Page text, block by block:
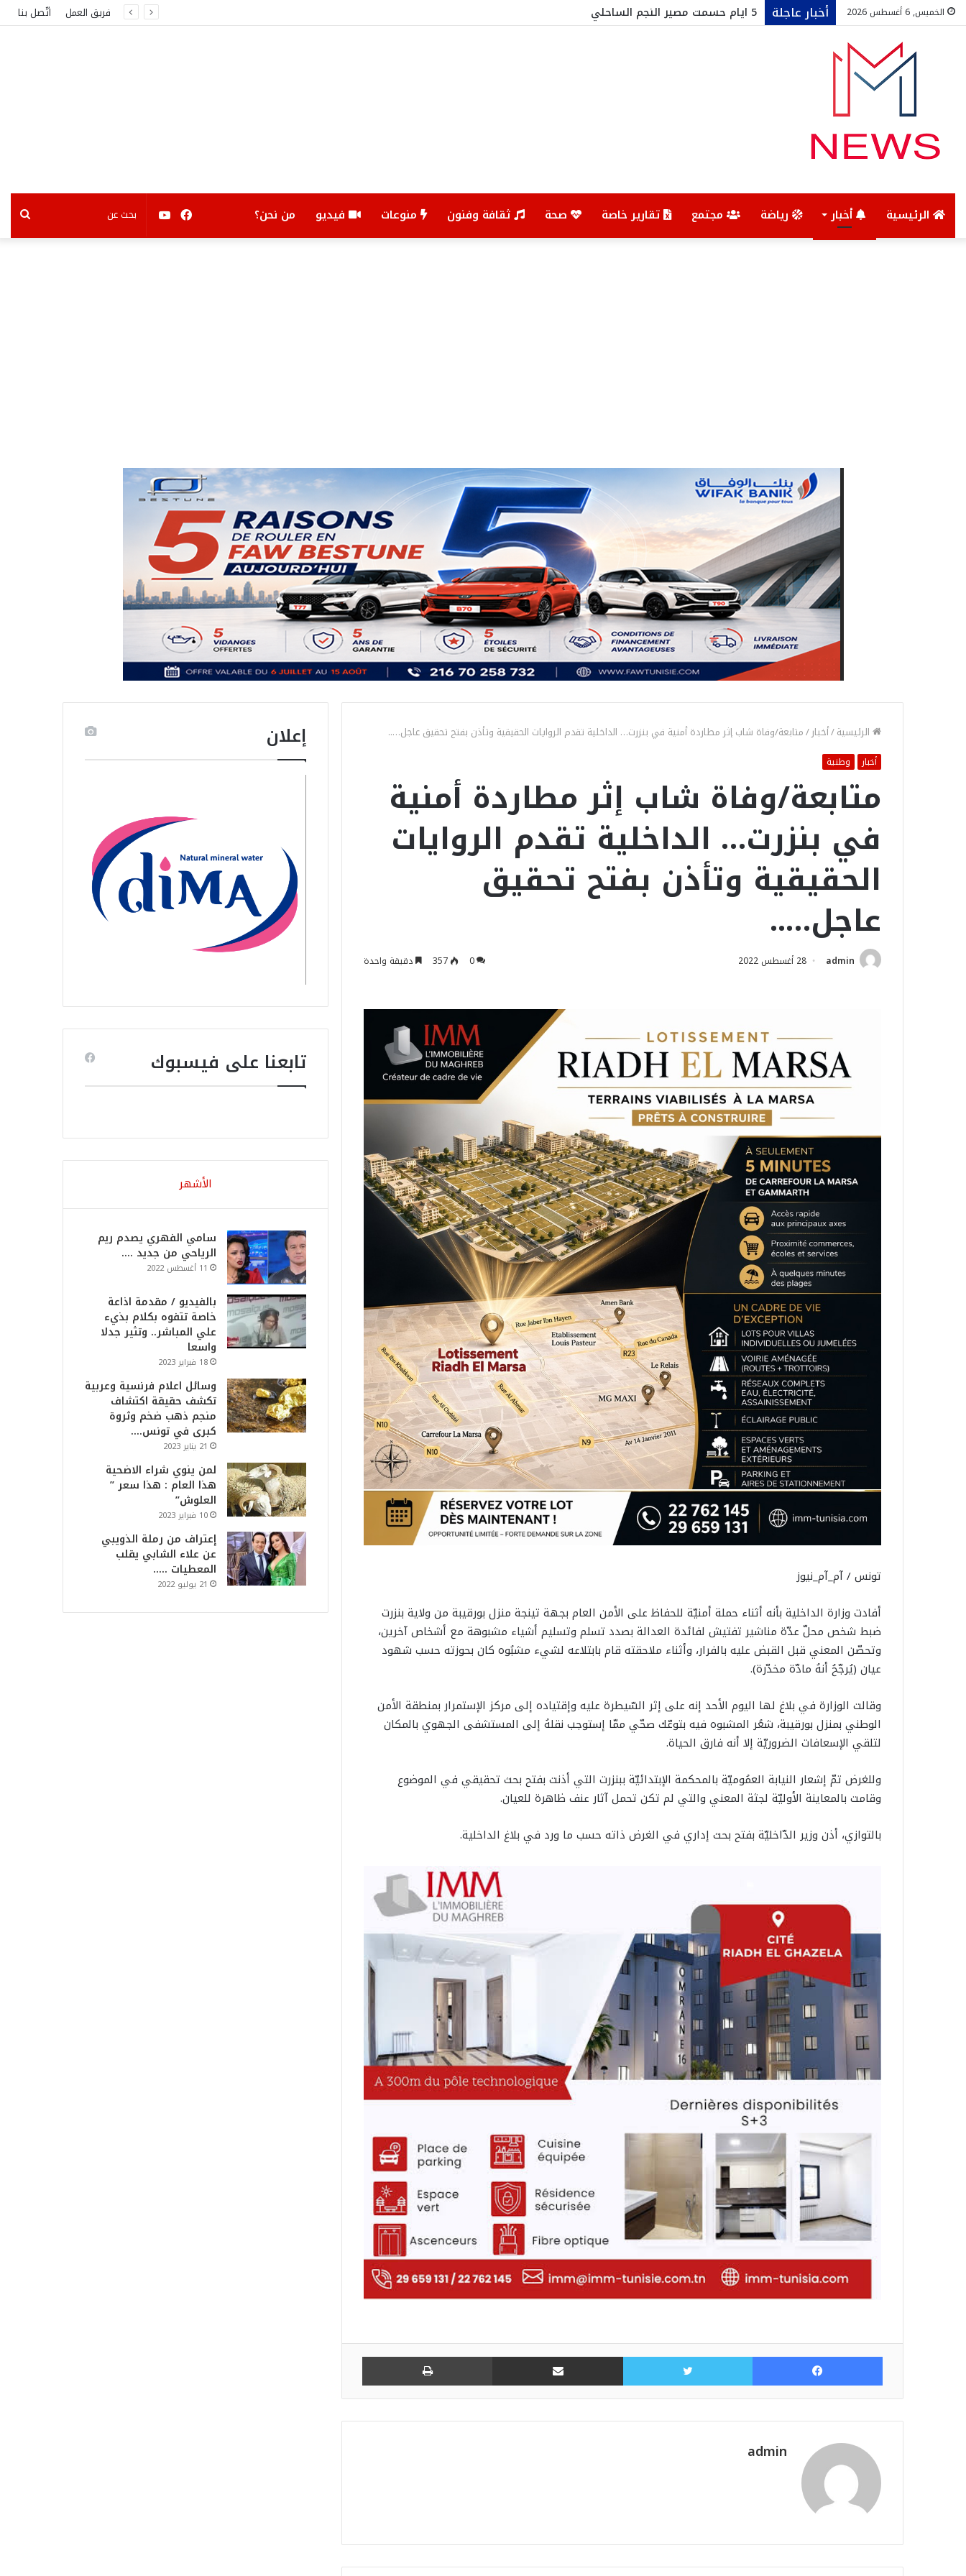
الخميس, 6 أغسطس 2026 أخبار عاجلة 5 ايام حسمت مصير النجم الساحلي فريق العمل اتّصل بنا
الرئيسية أخبار رياضة مجتمع تقارير خاصة صحة ثقافة وفنون منوعات فيديو من نحن؟ بحث يوتيوبفيسبوك
الرئيسية/أخبار/متابعة/وفاة شاب إثر مطاردة أمنية في بنزرت… الداخلية تقدم الروايات الحقيقية وتأذن بفتح تحقيق عاجل…..
أخبار وطنية
متابعة/وفاة شاب إثر مطاردة أمنية
في بنزرت… الداخلية تقدم الروايات
الحقيقية وتأذن بفتح تحقيق
عاجل…..
admin 28 أغسطس 2022 0
357 دقيقة واحدة
تونس / آم_آم_نيوز
أفادت وزارة الداخلية بأنه أثناء حملة أمنيّة للحفاظ على الأمن العام بجهة تينجة منزل بورقيبة من ولاية بنزرت
ضبط شخص محلّ عدّة مناشير تفتيش لفائدة العدالة بصدد تسلم وتسليم أشياء مشبوهة مع أشخاص آخرين،
وتحصّن المعني قبل القبض عليه بالفرار، وأثناء ملاحقته قام بابتلاعه لشيء مشبُوه كان بحوزته حسب شهود
عيان (يُرجّحُ أنهُ مادّة مخدّرة).
وقالت الوزارة في بلاغ لها اليوم الأحد إنه على إثر السّيطرة عليه وإقتياده إلى مركز الإستمرار بمنطقة الأمن
الوطني بمنزل بورقيبة، شعُر المشبوه فيه بتوعّك صحّي ممّا إستوجب نقلهُ إلى المستشفى الجهوي بالمكان
لتلقي الإسعافات الضروريّة إلا أنه فارق الحياة.
وللغرض تمّ إشعار النيابة العمُوميّة بالمحكمة الإبتدائيّة ببنزرت التي أذنت بفتح بحث تحقيقي في الموضوع
وقامت بالمعاينة الأوليّة لجثة المعني والتي لم تكن تحمل آثار عنف ظاهرة للعيان.
بالتوازي، أذن وزير الدّاخليّة بفتح بحث إداري في الغرض ذاته حسب ما ورد في بلاغ الداخلية.
فيسبوك تويتر مشاركة عبر البريد طباعة
admin
إعلان
تابعنا على فيسبوك
الأشهر
سامي الفهري يصدم ريم
الرياحي من جديد ….
11 أغسطس 2022
بالفيديو / مقدمة اذاعة
خاصة تتفوه بكلام بذيء
علي المباشر.. وتثير جدلا
واسعا
18 فبراير 2023
وسائل اعلام فرنسية وعربية
تكشف حقيقة اكتشاف
منجم ذهب ضخم وثروة
كبرى في تونس….
21 يناير 2023
لمن ينوي شراء الاضحية
هذا العام : هذا سعر ”
العلوش”
10 فبراير 2023
إعتراف من رملة الذويبي
عن علاء الشابي يقلب
المعطيات …..
21 يوليو 2022